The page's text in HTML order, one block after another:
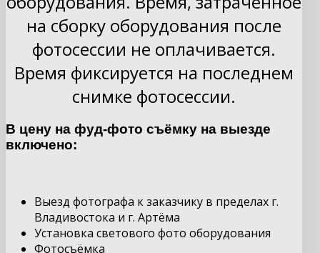
на сборку оборудования после
фотосессии не оплачивается.
Время фиксируется на последнем
снимке фотосессии.
В цену на фуд-фото съёмку на выезде
включено:
Выезд фотографа к заказчику в пределах г.
Владивостока и г. Артёма
Установка светового фото оборудования
Фотосъёмка